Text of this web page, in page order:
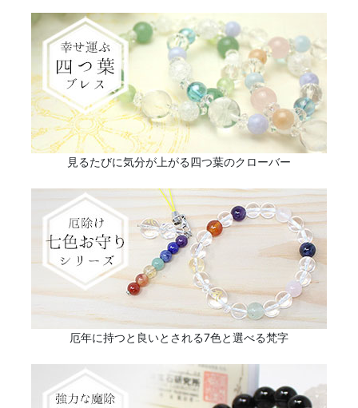
見るたびに気分が上がる四つ葉のクローバー
厄年に持つと良いとされる7色と選べる梵字